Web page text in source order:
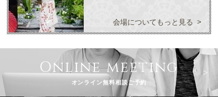
会場についてもっと見る
Online meeting
オンライン無料相談ご予約